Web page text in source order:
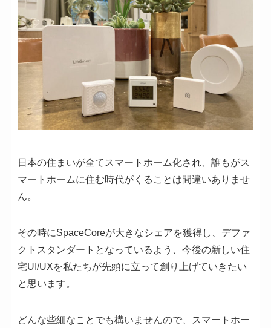
日本の住まいが全てスマートホーム化され、誰もがス
マートホームに住む時代がくることは間違いありませ
ん。
その時にSpaceCoreが大きなシェアを獲得し、デファ
クトスタンダートとなっているよう、今後の新しい住
宅UI/UXを私たちが先頭に立って創り上げていきたい
と思います。
どんな些細なことでも構いませんので、スマートホー